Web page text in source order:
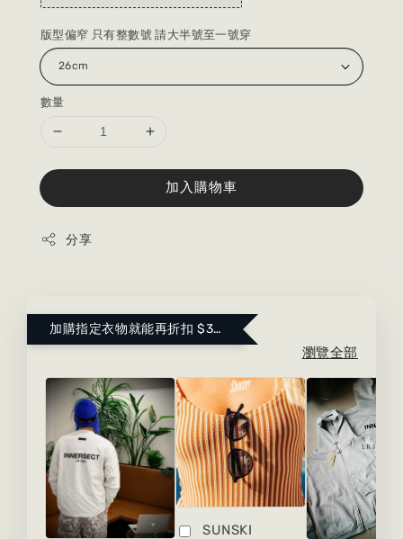
版型偏窄 只有整數號 請大半號至一號穿
數量
加入購物車
分享
加購指定衣物就能再折扣 $300 ！點這裡看更多～
瀏覽全部
SUNSKI